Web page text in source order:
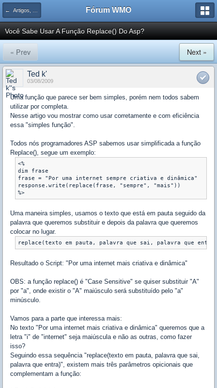
← Artigos, Dicas e Tutoriais de ASP Fórum WMO
Você Sabe Usar A Função Replace() Do Asp?
« Prev Next »
Ted k'
03/08/2009
Uma função que parece ser bem simples, porém nem todos sabem
utilizar por completa.
Nesse artigo vou mostrar como usar corretamente e com eficiência
essa "simples função".
Todos nós programadores ASP sabemos usar simplificada a função
Replace(), segue um exemplo:
<%
dim frase
frase = "Por uma internet sempre criativa e dinâmica"
response.write(replace(frase, "sempre", "mais"))
%>
Uma maneira simples, usamos o texto que está em pauta seguido da
palavra que queremos substituir e depois da palavra que queremos
colocar no lugar.
replace(texto em pauta, palavra que sai, palavra que
Resultado o Script: "Por uma internet mais criativa e dinâmica"
OBS: a função replace() é "Case Sensitive" se quiser substituir "A"
por "a", onde existir o "A" maiúsculo será substituído pelo "a"
minúsculo.
Vamos para a parte que interessa mais:
No texto "Por uma internet mais criativa e dinâmica" queremos que a
letra "i" de "internet" seja maiúscula e não as outras, como fazer
isso?
Seguindo essa sequência "replace(texto em pauta, palavra que sai,
palavra que entra)", existem mais três parâmetros opicionais que
complementam a função: